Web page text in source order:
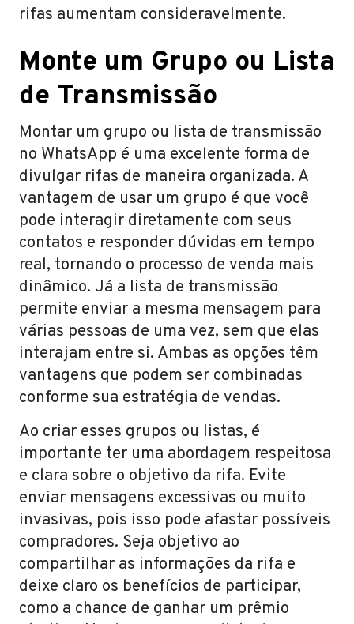
rifas aumentam consideravelmente.
Monte um Grupo ou Lista
de Transmissão
Montar um grupo ou lista de transmissão
no WhatsApp é uma excelente forma de
divulgar rifas de maneira organizada. A
vantagem de usar um grupo é que você
pode interagir diretamente com seus
contatos e responder dúvidas em tempo
real, tornando o processo de venda mais
dinâmico. Já a lista de transmissão
permite enviar a mesma mensagem para
várias pessoas de uma vez, sem que elas
interajam entre si. Ambas as opções têm
vantagens que podem ser combinadas
conforme sua estratégia de vendas.
Ao criar esses grupos ou listas, é
importante ter uma abordagem respeitosa
e clara sobre o objetivo da rifa. Evite
enviar mensagens excessivas ou muito
invasivas, pois isso pode afastar possíveis
compradores. Seja objetivo ao
compartilhar as informações da rifa e
deixe claro os benefícios de participar,
como a chance de ganhar um prêmio